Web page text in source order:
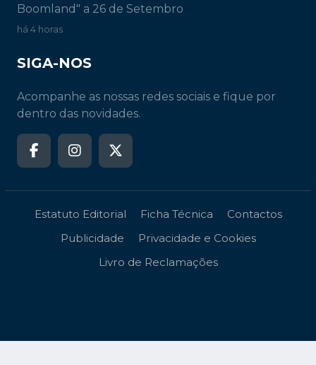
Boomland" a 26 de Setembro
há 4 horas
SIGA-NOS
Acompanhe as nossas redes sociais e fique por
dentro das novidades.
Estatuto Editorial Ficha Técnica
Contactos
Publicidade
Privacidade e Cookies
Livro de Reclamações